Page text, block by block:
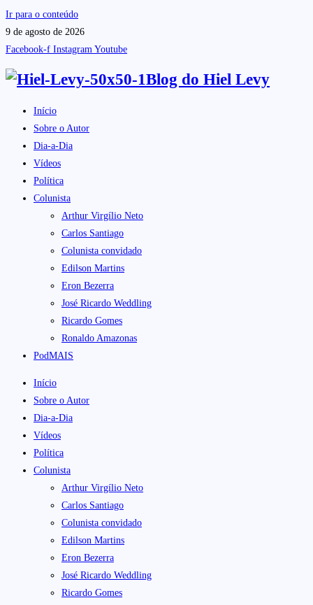
Ir para o conteúdo
9 de agosto de 2026
Facebook-f Instagram Youtube
Blog do Hiel Levy
Início
Sobre o Autor
Dia-a-Dia
Vídeos
Política
Colunista
Arthur Virgílio Neto
Carlos Santiago
Colunista convidado
Edilson Martins
Eron Bezerra
José Ricardo Weddling
Ricardo Gomes
Ronaldo Amazonas
PodMAIS
Início
Sobre o Autor
Dia-a-Dia
Vídeos
Política
Colunista
Arthur Virgílio Neto
Carlos Santiago
Colunista convidado
Edilson Martins
Eron Bezerra
José Ricardo Weddling
Ricardo Gomes